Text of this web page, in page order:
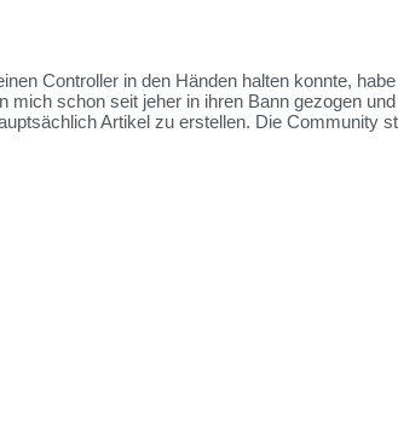
Controller in den Händen halten konnte,
schon seit jeher in ihren Bann gezogen
Artikel zu erstellen. Die Community